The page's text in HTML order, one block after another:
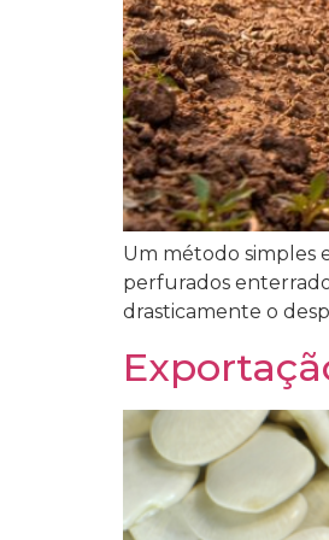
Um método simples
perfurados
drasticamente o